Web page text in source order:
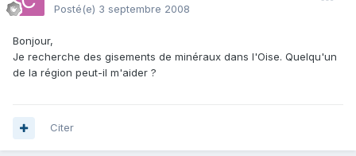
Posté(e) 3 septembre 2008
Bonjour,
Je recherche des gisements de minéraux dans l'Oise. Quelqu'un
de la région peut-il m'aider ?
Citer